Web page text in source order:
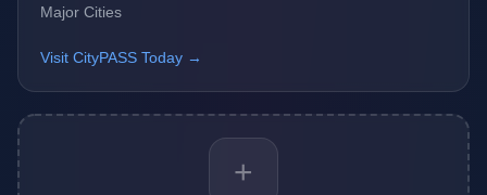
Major Cities
Visit CityPASS Today →
+